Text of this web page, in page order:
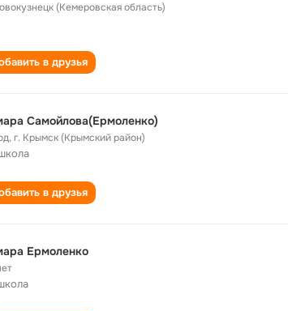
(Кемеровская область)
в друзья
Самойлова(Ермоленко)
,г. Крымск (Крымский район)
в друзья
Ермоленко